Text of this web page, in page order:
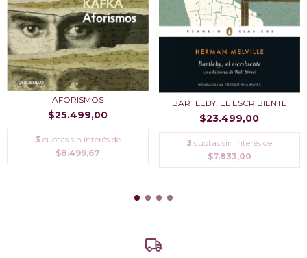
AFORISMOS
$25.499,00
3 cuotas sin interés de
$8.499,67
BARTLEBY, EL ESCRIBIENTE
$23.499,00
3 cuotas sin interés de
$7.833,00